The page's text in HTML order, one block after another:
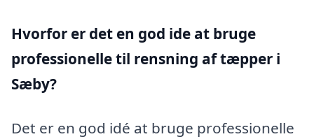
Hvorfor er det en god ide at bruge
professionelle til rensning af tæpper i
Sæby?
Det er en god idé at bruge professionelle